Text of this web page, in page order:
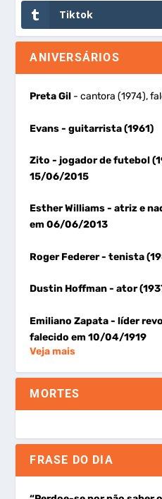
Tiktok
ANIVERSÁRIOS
Preta Gil - cantora (1974),
Evans- guitarrista (1961)
Zito- jogador de futebol
15/06/2015
Esther Williams- atriz e
em 06/06/2013
Roger Federer- tenista
Dustin Hoffman- ator
Emiliano Zapata- líder
falecido em 10/04/1919
Veja mais
MORTES
FRASE DO DIA